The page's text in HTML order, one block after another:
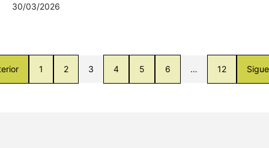
30/03/2026
1 2 3 4 5 6 … 12